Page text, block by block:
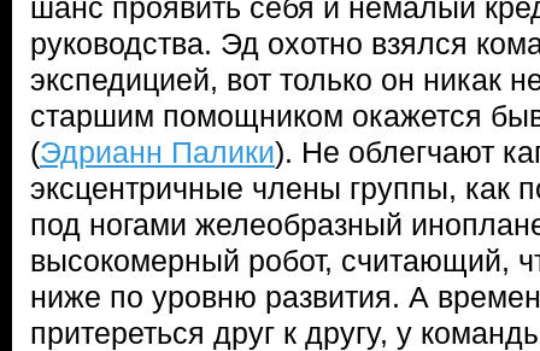
шанс проявить себя и немалый
руководства. Эд охотно взялся
экспедицией, вот только он никак
старшим помощником окажется
(Эдрианн Палики). Не облегчают
эксцентричные члены группы, как
под ногами желеобразный
высокомерный робот, считающий,
ниже по уровню развития. А
притереться друг к другу, у